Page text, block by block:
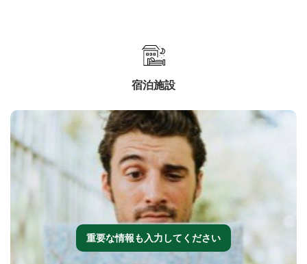
宿泊施設
重要な情報も入力してください